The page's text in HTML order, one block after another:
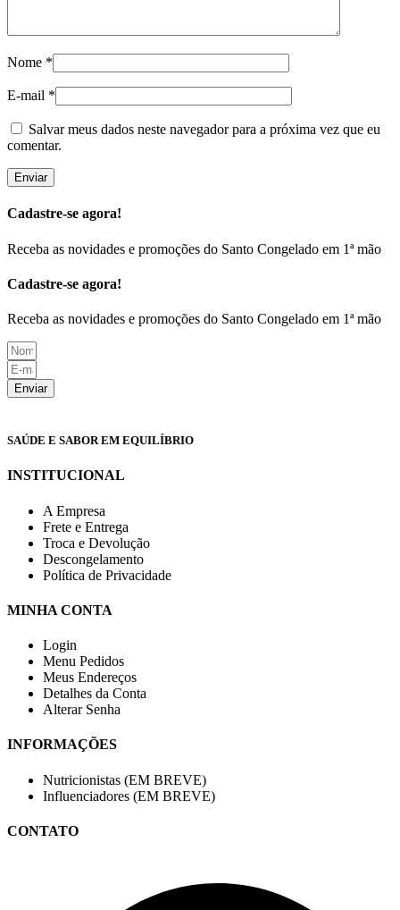
Nome *
E-mail *
Salvar meus dados neste navegador para a próxima vez que eu
comentar.
Cadastre-se agora!
Receba as novidades e promoções do Santo Congelado em 1ª mão
Cadastre-se agora!
Receba as novidades e promoções do Santo Congelado em 1ª mão
Enviar
SAÚDE E SABOR EM EQUILÍBRIO
INSTITUCIONAL
A Empresa
Frete e Entrega
Troca e Devolução
Descongelamento
Política de Privacidade
MINHA CONTA
Login
Menu Pedidos
Meus Endereços
Detalhes da Conta
Alterar Senha
INFORMAÇÕES
Nutricionistas (EM BREVE)
Influenciadores (EM BREVE)
CONTATO